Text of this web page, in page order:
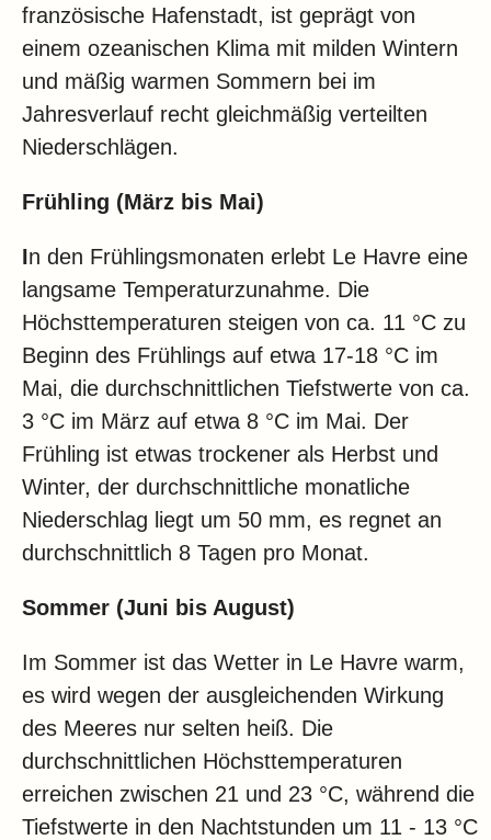
französische Hafenstadt, ist geprägt von
einem ozeanischen Klima mit milden Wintern
und mäßig warmen Sommern bei im
Jahresverlauf recht gleichmäßig verteilten
Niederschlägen.
Frühling (März bis Mai)
In den Frühlingsmonaten erlebt Le Havre eine
langsame Temperaturzunahme. Die
Höchsttemperaturen steigen von ca. 11 °C zu
Beginn des Frühlings auf etwa 17-18 °C im
Mai, die durchschnittlichen Tiefstwerte von ca.
3 °C im März auf etwa 8 °C im Mai. Der
Frühling ist etwas trockener als Herbst und
Winter, der durchschnittliche monatliche
Niederschlag liegt um 50 mm, es regnet an
durchschnittlich 8 Tagen pro Monat.
Sommer (Juni bis August)
Im Sommer ist das Wetter in Le Havre warm,
es wird wegen der ausgleichenden Wirkung
des Meeres nur selten heiß. Die
durchschnittlichen Höchsttemperaturen
erreichen zwischen 21 und 23 °C, während die
Tiefstwerte in den Nachtstunden um 11 - 13 °C